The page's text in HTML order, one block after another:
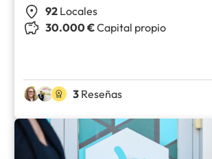
92 Locales
30.000 €Capital propio
3 Reseñas